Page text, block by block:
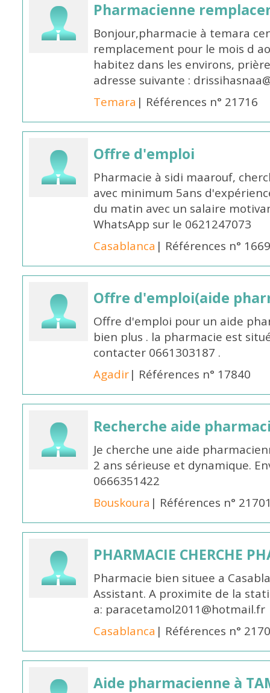
Pharmacienne
Bonjour,pharmacie à temara
remplacement pour le mois d
habitez dans les environs,
adresse suivante :
Temara | Références n° 21716
Offre d'emploi
Pharmacie à sidi maarouf,
avec minimum 5ans
du matin avec un salaire
WhatsApp sur le 0621247073
Casablanca | Références n°
Offre d'emploi(aide
Offre d'emploi pour un aide
bien plus . la pharmacie est
contacter 0661303187 .
Agadir| Références n° 17840
Recherche aide
Je cherche une aide
2 ans sérieuse et dynamique.
0666351422
Bouskoura | Références n°
PHARMACIE CHERCHE
Pharmacie bien situee a
Assistant. A proximite de la
a: paracetamol2011@hotmail.fr
Casablanca | Références n°
Aide pharmacienne à